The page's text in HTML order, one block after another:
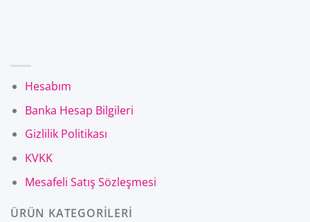
Hesabım
Banka Hesap Bilgileri
Gizlilik Politikası
KVKK
Mesafeli Satış Sözleşmesi
ÜRÜN KATEGORİLERİ